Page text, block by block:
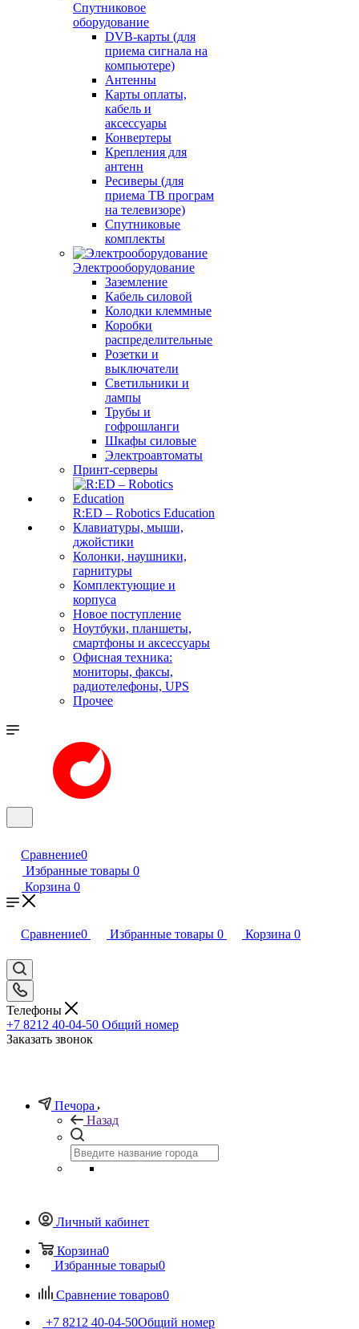
Спутниковое
оборудование
DVB-карты (для
приема сигнала на
компьютере)
Антенны
Карты оплаты,
кабель и
аксессуары
Конвертеры
Крепления для
антенн
Ресиверы (для
приема ТВ програм
на телевизоре)
Спутниковые
комплекты
Электрооборудование
Заземление
Кабель силовой
Колодки клеммные
Коробки
распределительные
Розетки и
выключатели
Светильники и
лампы
Трубы и
гофрошланги
Шкафы силовые
Электроавтоматы
Принт-серверы
R:ED – Robotics Education
Клавиатуры, мыши,
джойстики
Колонки, наушники,
гарнитуры
Комплектующие и
корпуса
Новое поступление
Ноутбуки, планшеты,
смартфоны и аксессуары
Офисная техника:
мониторы, факсы,
радиотелефоны, UPS
Прочее
Сравнение0
Избранные товары 0
Корзина 0
Сравнение0 Избранные товары 0 Корзина 0
Телефоны
+7 8212 40-04-50 Общий номер
Заказать звонок
Печора
Назад
Личный кабинет
Корзина0
Избранные товары0
Сравнение товаров0
+7 8212 40-04-50Общий номер